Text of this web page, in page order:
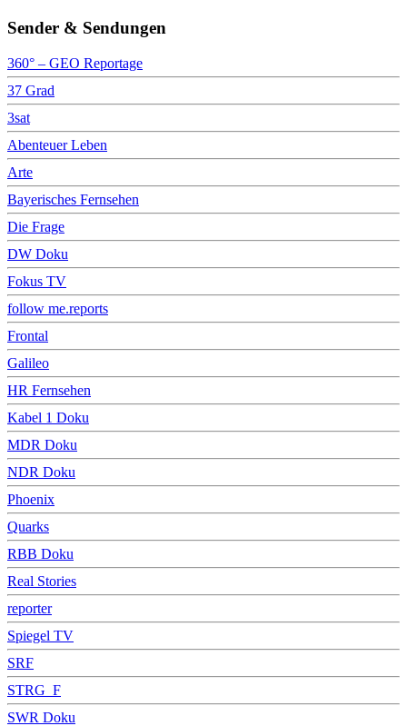
Sender & Sendungen
360° – GEO Reportage
37 Grad
3sat
Abenteuer Leben
Arte
Bayerisches Fernsehen
Die Frage
DW Doku
Fokus TV
follow me.reports
Frontal
Galileo
HR Fernsehen
Kabel 1 Doku
MDR Doku
NDR Doku
Phoenix
Quarks
RBB Doku
Real Stories
reporter
Spiegel TV
SRF
STRG_F
SWR Doku